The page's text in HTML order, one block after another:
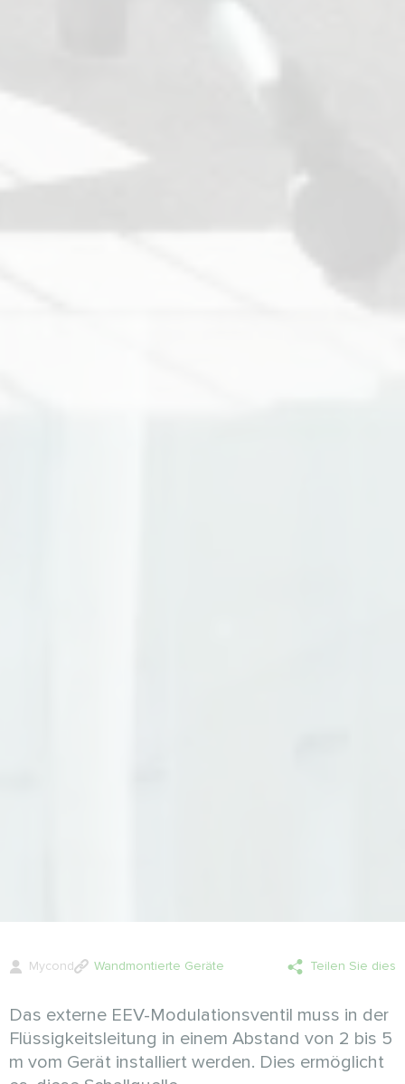
Mycond Wandmontierte Geräte Teilen Sie dies
Das externe EEV-Modulationsventil muss in der
Flüssigkeitsleitung in einem Abstand von 2 bis 5
m vom Gerät installiert werden. Dies ermöglicht